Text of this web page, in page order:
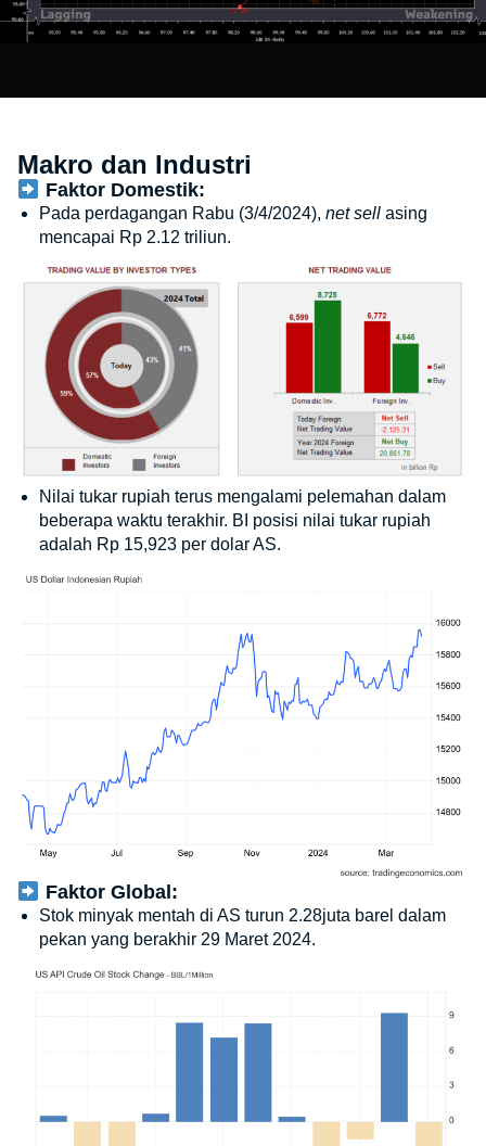
Makro dan Industri
Faktor Domestik:
Pada perdagangan Rabu (3/4/2024), net sell asing
mencapai Rp 2.12 triliun.
Nilai tukar rupiah terus mengalami pelemahan dalam
beberapa waktu terakhir. BI posisi nilai tukar rupiah
adalah Rp 15,923 per dolar AS.
Faktor Global:
Stok minyak mentah di AS turun 2.28juta barel dalam
pekan yang berakhir 29 Maret 2024.